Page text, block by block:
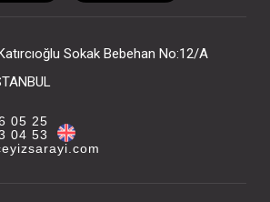
Sokak Bebehan No:12/A
05 25
04 53